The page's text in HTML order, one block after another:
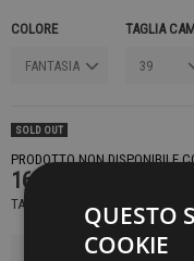
COLORE TAGLIA
SOLD OUT
PRODOTTO NON DISPONIBILE
169,00 €
TASSE INCLUSEQUESTO
COOKIE